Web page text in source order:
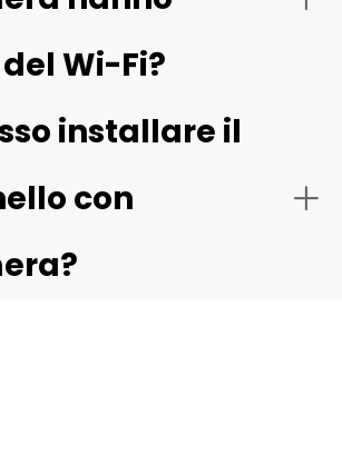
Wi-Fi?
installare il
con